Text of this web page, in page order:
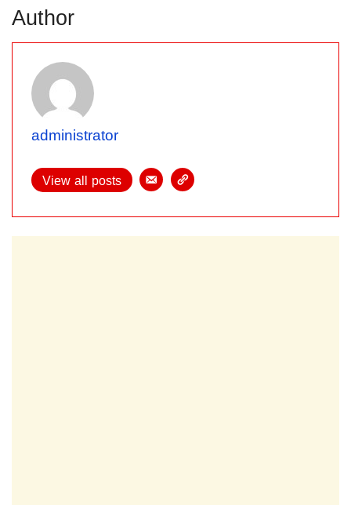
Author
administrator
View all posts